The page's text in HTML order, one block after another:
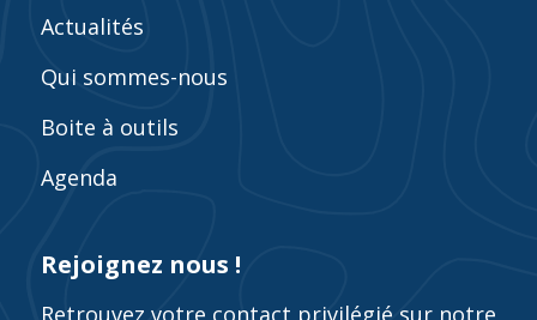
Actualités
Qui sommes-nous
Boite à outils
Agenda
Rejoignez nous !
Retrouvez votre contact privilégié sur notre